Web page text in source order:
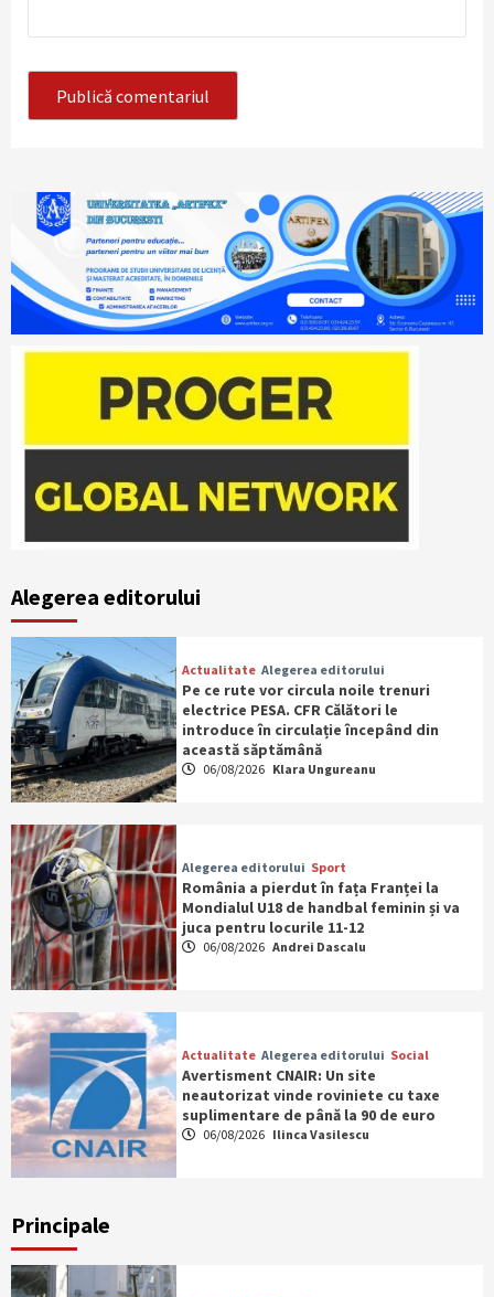
Alegerea editorului
Actualitate Alegerea editorului
Pe ce rute vor circula noile trenuri
electrice PESA. CFR Călători le
introduce în circulație începând din
această săptămână
06/08/2026 Klara Ungureanu
Alegerea editorului Sport
România a pierdut în fața Franței la
Mondialul U18 de handbal feminin și va
juca pentru locurile 11-12
06/08/2026 Andrei Dascalu
Actualitate Alegerea editorului Social
Avertisment CNAIR: Un site
neautorizat vinde roviniete cu taxe
suplimentare de până la 90 de euro
06/08/2026 Ilinca Vasilescu
Principale